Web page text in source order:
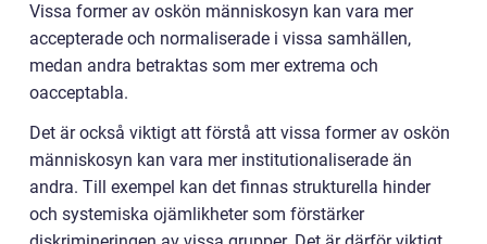
Vissa former av oskön människosyn kan vara mer
accepterade och normaliserade i vissa samhällen,
medan andra betraktas som mer extrema och
oacceptabla.
Det är också viktigt att förstå att vissa former av oskön
människosyn kan vara mer institutionaliserade än
andra. Till exempel kan det finnas strukturella hinder
och systemiska ojämlikheter som förstärker